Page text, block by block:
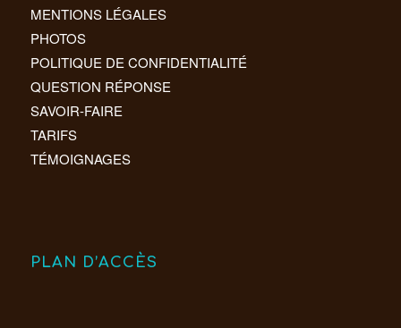
MENTIONS LÉGALES
PHOTOS
POLITIQUE DE CONFIDENTIALITÉ
QUESTION RÉPONSE
SAVOIR-FAIRE
TARIFS
TÉMOIGNAGES
PLAN D’ACCÈS